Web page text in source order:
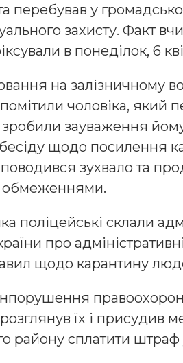
у
захисту. Факт
в понеділок, 6
на залізничному
чоловіка, який
зауваження
щодо посилення
зухвало та
обмеженнями.
поліцейські склали
про
щодо карантину
їх і присудив
району сплатити штраф